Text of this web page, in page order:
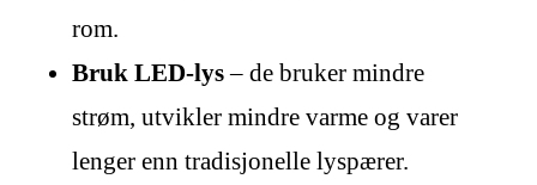
rom.
Bruk LED-lys– de bruker mindre
strøm, utvikler mindre varme og varer
lenger enn tradisjonelle lyspærer.